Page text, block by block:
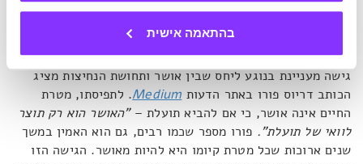
בהתאמה אישית
לא צריך לשנות את העולם, רק להוסיף לו מעט טוב
גישה מעניינת בנוגע ליחס שבין אושר ותחושת הנחיצות מציג
הכותב דריוס פורו באתר הדעות Medium. לתפיסתו, מטרת
החיים אינה אושר, כי אם להביא תועלת – "האושר הוא רק תוצר
לוואי של תועלת". פורו מספר שכמו רבים, גם הוא האמין במשך
שנים ארוכות שכל מטרת קיומו היא להיות מאושר. הגישה הזו